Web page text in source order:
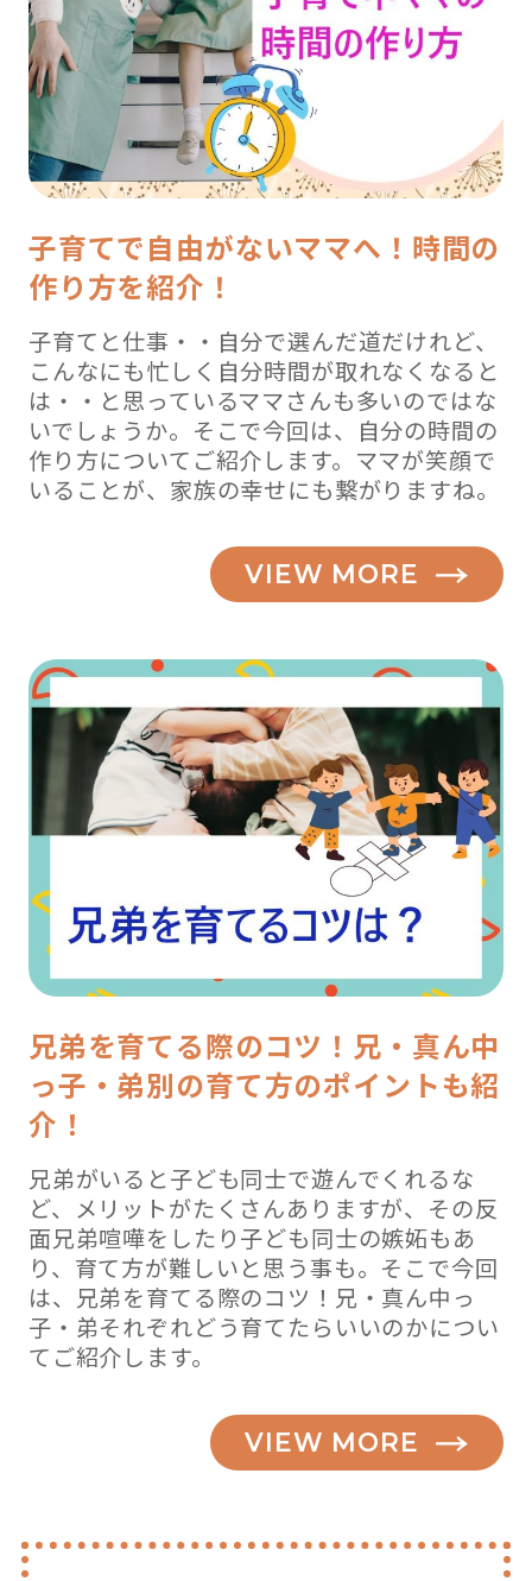
子育てで自由がないママへ！時間の
作り方を紹介！
子育てと仕事・・自分で選んだ道だけれど、
こんなにも忙しく自分時間が取れなくなると
は・・と思っているママさんも多いのではな
いでしょうか。そこで今回は、自分の時間の
作り方についてご紹介します。ママが笑顔で
いることが、家族の幸せにも繋がりますね。
VIEW MORE
兄弟を育てる際のコツ！兄・真ん中
っ子・弟別の育て方のポイントも紹
介！
兄弟がいると子ども同士で遊んでくれるな
ど、メリットがたくさんありますが、その反
面兄弟喧嘩をしたり子ども同士の嫉妬もあ
り、育て方が難しいと思う事も。そこで今回
は、兄弟を育てる際のコツ！兄・真ん中っ
子・弟それぞれどう育てたらいいのかについ
てご紹介します。
VIEW MORE